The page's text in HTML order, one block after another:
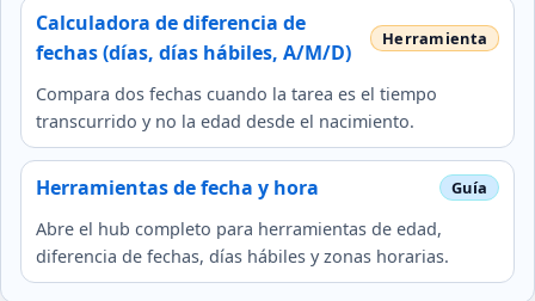
Calculadora de diferencia de
fechas (días, días hábiles, A/M/D)
Compara dos fechas cuando la tarea es el tiempo
transcurrido y no la edad desde el nacimiento.
Herramientas de fecha y hora
Abre el hub completo para herramientas de edad,
diferencia de fechas, días hábiles y zonas horarias.